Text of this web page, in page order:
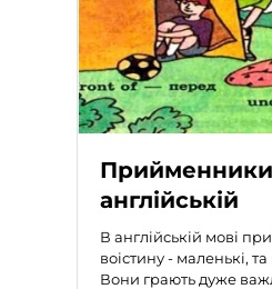
англійській
В англійській мові
воістину - маленькі,
Вони грають дуже